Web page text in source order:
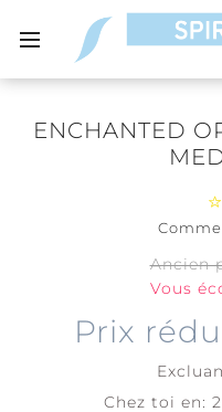
ENCHANTED
Ancien
Vous
Prix
Chez toi en: